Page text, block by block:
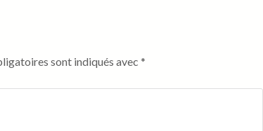
sont indiqués avec *